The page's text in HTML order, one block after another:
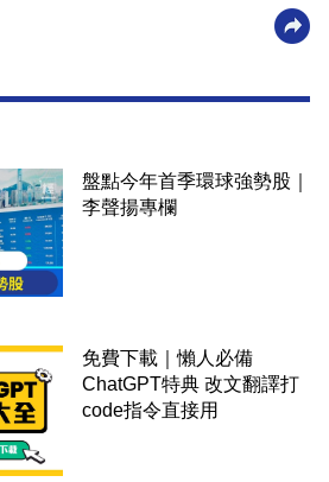
盤點今年首季環球強勢股｜
李聲揚專欄
免費下載｜懶人必備
ChatGPT特典 改文翻譯打
code指令直接用